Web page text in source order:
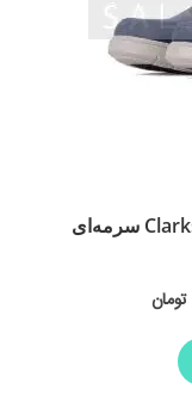
کفش روزمره مردانه چرم طبیعی Clarks سرمه‌ای
تومان